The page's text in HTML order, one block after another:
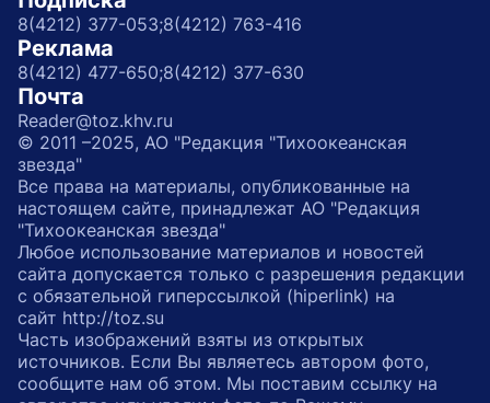
8(4212) 377-053;8(4212) 763-416
Реклама
8(4212) 477-650;8(4212) 377-630
Почта
Reader@toz.khv.ru
© 2011 –2025, АО "Редакция "Тихоокеанская
звезда"
Все права на материалы, опубликованные на
настоящем сайте, принадлежат АО "Редакция
"Тихоокеанская звезда"
Любое использование материалов и новостей
сайта допускается только с разрешения редакции
с обязательной гиперссылкой (hiperlink) на
сайт http://toz.su
Часть изображений взяты из открытых
источников. Если Вы являетесь автором фото,
сообщите нам об этом. Мы поставим ссылку на